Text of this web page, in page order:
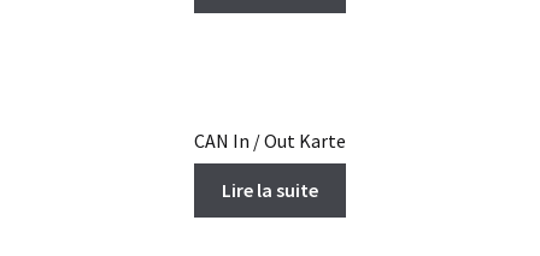
CAN In / Out Karte
Lire la suite